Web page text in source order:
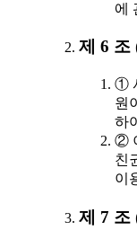
에
제 6 조
①
원
하
②
친
이
제 7 조